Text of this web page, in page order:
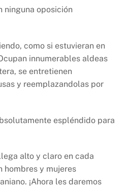
ninguna oposición
como si estuvieran en
innumerables aldeas
se entretienen
y reemplazandolas por
espléndido para
alto y claro en cada
hombres y mujeres
¡Ahora les daremos